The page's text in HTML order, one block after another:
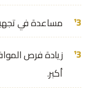
مساعدة في
زيادة فرص
أكبر.